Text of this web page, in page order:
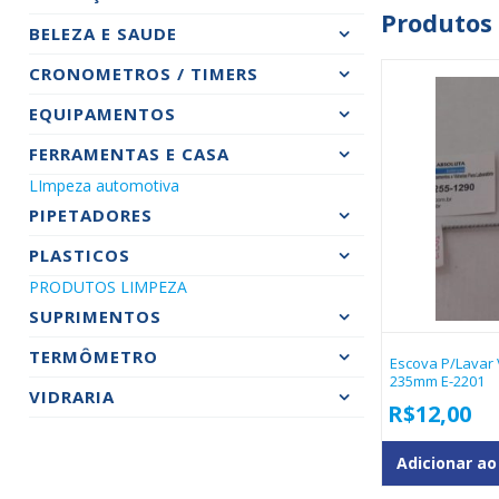
BELEZA E SAUDE
CRONOMETROS / TIMERS
EQUIPAMENTOS
FERRAMENTAS E CASA
LImpeza automotiva
PIPETADORES
PLASTICOS
PRODUTOS LIMPEZA
SUPRIMENTOS
TERMÔMETRO
VIDRARIA
Escova P/lavar
235mm E-2201
R$12,00
Adicionar